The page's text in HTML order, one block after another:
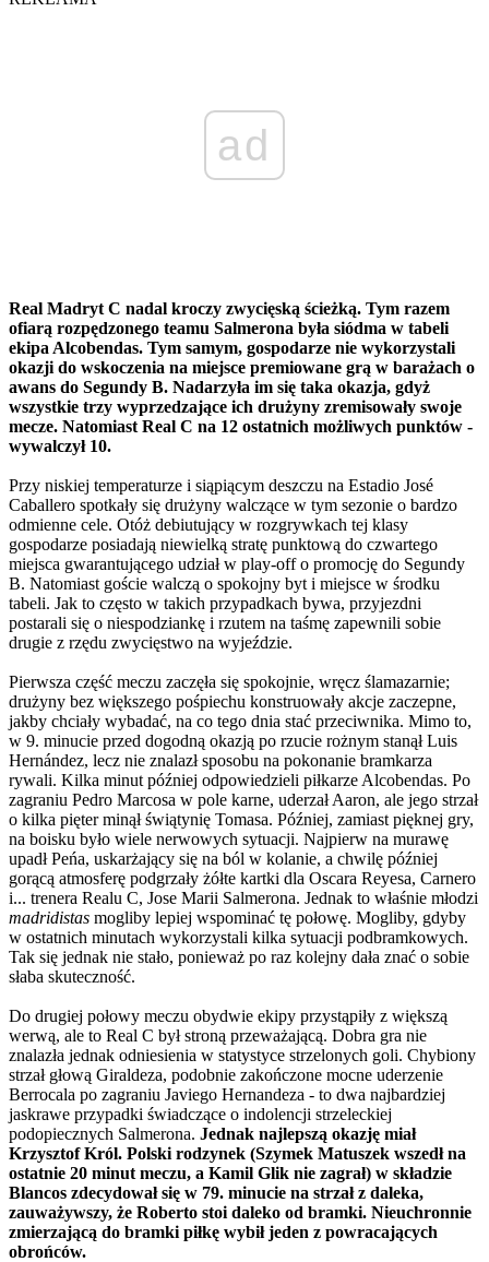
ad
Real Madryt C nadal kroczy zwycięską ścieżką. Tym razem
ofiarą rozpędzonego teamu Salmerona była siódma w tabeli
ekipa Alcobendas. Tym samym, gospodarze nie wykorzystali
okazji do wskoczenia na miejsce premiowane grą w barażach o
awans do Segundy B. Nadarzyła im się taka okazja, gdyż
wszystkie trzy wyprzedzające ich drużyny zremisowały swoje
mecze. Natomiast Real C na 12 ostatnich możliwych punktów -
wywalczył 10.
Przy niskiej temperaturze i siąpiącym deszczu na Estadio José
Caballero spotkały się drużyny walczące w tym sezonie o bardzo
odmienne cele. Otóż debiutujący w rozgrywkach tej klasy
gospodarze posiadają niewielką stratę punktową do czwartego
miejsca gwarantującego udział w play-off o promocję do Segundy
B. Natomiast goście walczą o spokojny byt i miejsce w środku
tabeli. Jak to często w takich przypadkach bywa, przyjezdni
postarali się o niespodziankę i rzutem na taśmę zapewnili sobie
drugie z rzędu zwycięstwo na wyjeździe.
Pierwsza część meczu zaczęła się spokojnie, wręcz ślamazarnie;
drużyny bez większego pośpiechu konstruowały akcje zaczepne,
jakby chciały wybadać, na co tego dnia stać przeciwnika. Mimo to,
w 9. minucie przed dogodną okazją po rzucie rożnym stanął Luis
Hernández, lecz nie znalazł sposobu na pokonanie bramkarza
rywali. Kilka minut później odpowiedzieli piłkarze Alcobendas. Po
zagraniu Pedro Marcosa w pole karne, uderzał Aaron, ale jego strzał
o kilka pięter minął świątynię Tomasa. Później, zamiast pięknej gry,
na boisku było wiele nerwowych sytuacji. Najpierw na murawę
upadł Peńa, uskarżający się na ból w kolanie, a chwilę później
gorącą atmosferę podgrzały żółte kartki dla Oscara Reyesa, Carnero
i... trenera Realu C, Jose Marii Salmerona. Jednak to właśnie młodzi
madridistas mogliby lepiej wspominać tę połowę. Mogliby, gdyby
w ostatnich minutach wykorzystali kilka sytuacji podbramkowych.
Tak się jednak nie stało, ponieważ po raz kolejny dała znać o sobie
słaba skuteczność.
Do drugiej połowy meczu obydwie ekipy przystąpiły z większą
werwą, ale to Real C był stroną przeważającą. Dobra gra nie
znalazła jednak odniesienia w statystyce strzelonych goli. Chybiony
strzał głową Giraldeza, podobnie zakończone mocne uderzenie
Berrocala po zagraniu Javiego Hernandeza - to dwa najbardziej
jaskrawe przypadki świadczące o indolencji strzeleckiej
podopiecznych Salmerona. Jednak najlepszą okazję miał
Krzysztof Król. Polski rodzynek (Szymek Matuszek wszedł na
ostatnie 20 minut meczu, a Kamil Glik nie zagrał) w składzie
Blancos zdecydował się w 79. minucie na strzał z daleka,
zauważywszy, że Roberto stoi daleko od bramki. Nieuchronnie
zmierzającą do bramki piłkę wybił jeden z powracających
obrońców.